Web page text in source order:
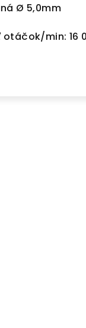
Ø 5,0mm
min: 16